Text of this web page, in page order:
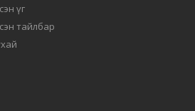
үг
тайлбар